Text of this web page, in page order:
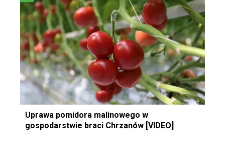
Uprawa pomidora malinowego w
gospodarstwie braci Chrzanów [VIDEO]